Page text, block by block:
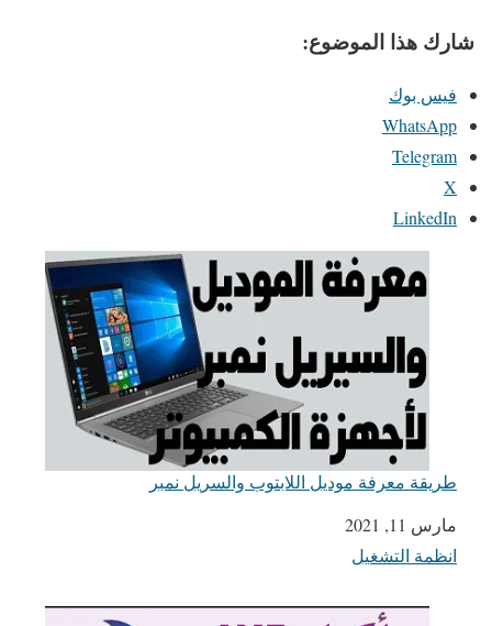
شارك هذا الموضوع:
فيس بوك
WhatsApp
Telegram
X
LinkedIn
طريقة معرفة موديل اللابتوب والسريل نمبر
التاريخ
مارس 11, 2021
في ما يتعلق بما يأتي
انظمة التشغيل